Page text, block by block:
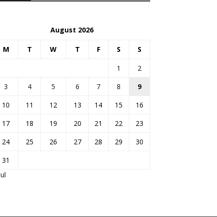
August 2026
M T W T F S S
1
2
3
4 5 6 7 8
9
10
11 12 13 14 15
16
17
18 19 20 21 22
23
24
25 26 27 28 29
30
31